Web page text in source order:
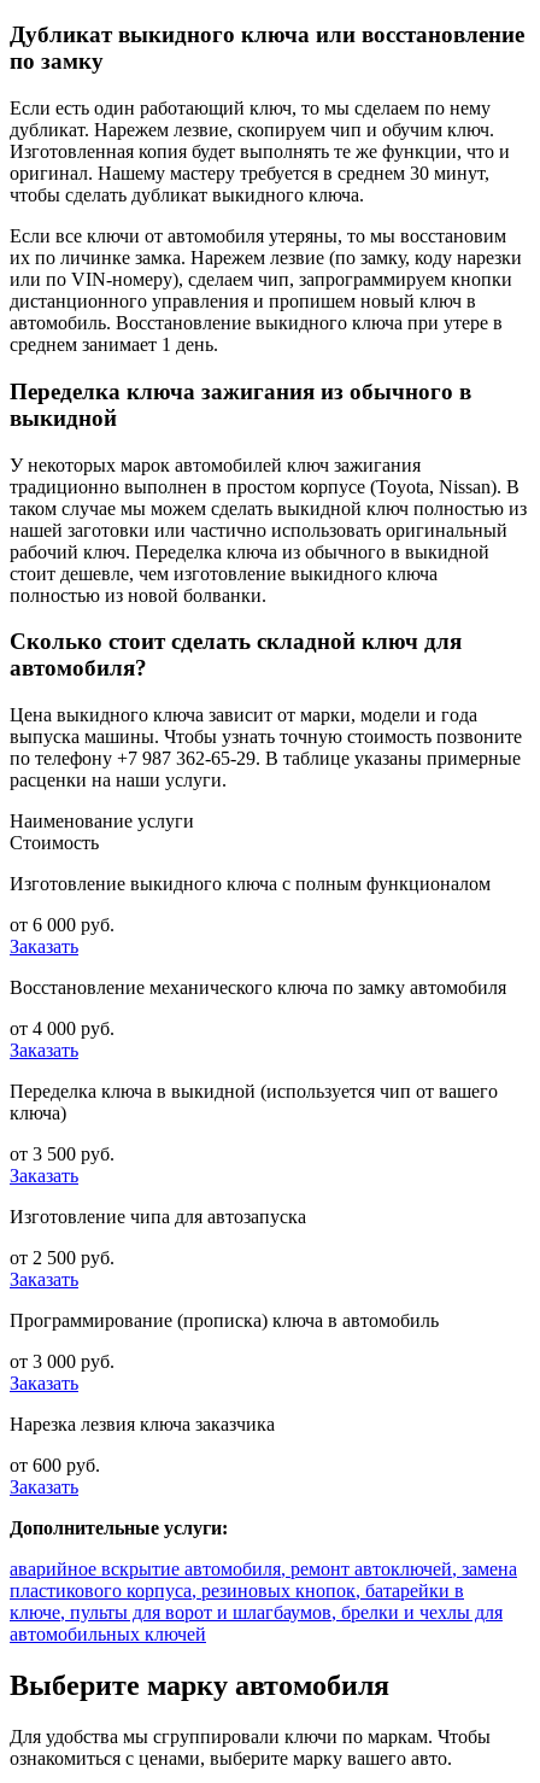
Дубликат выкидного ключа или восстановление
по замку
Если есть один работающий ключ, то мы сделаем по нему
дубликат. Нарежем лезвие, скопируем чип и обучим ключ.
Изготовленная копия будет выполнять те же функции, что и
оригинал. Нашему мастеру требуется в среднем 30 минут,
чтобы сделать дубликат выкидного ключа.
Если все ключи от автомобиля утеряны, то мы восстановим
их по личинке замка. Нарежем лезвие (по замку, коду нарезки
или по VIN-номеру), сделаем чип, запрограммируем кнопки
дистанционного управления и пропишем новый ключ в
автомобиль. Восстановление выкидного ключа при утере в
среднем занимает 1 день.
Переделка ключа зажигания из обычного в
выкидной
У некоторых марок автомобилей ключ зажигания
традиционно выполнен в простом корпусе (Toyota, Nissan). В
таком случае мы можем сделать выкидной ключ полностью из
нашей заготовки или частично использовать оригинальный
рабочий ключ. Переделка ключа из обычного в выкидной
стоит дешевле, чем изготовление выкидного ключа
полностью из новой болванки.
Сколько стоит сделать складной ключ для
автомобиля?
Цена выкидного ключа зависит от марки, модели и года
выпуска машины. Чтобы узнать точную стоимость позвоните
по телефону +7 987 362-65-29. В таблице указаны примерные
расценки на наши услуги.
Наименование услуги
Стоимость
Изготовление выкидного ключа с полным функционалом
от 6 000 руб.
Заказать
Восстановление механического ключа по замку автомобиля
от 4 000 руб.
Заказать
Переделка ключа в выкидной (используется чип от вашего
ключа)
от 3 500 руб.
Заказать
Изготовление чипа для автозапуска
от 2 500 руб.
Заказать
Программирование (прописка) ключа в автомобиль
от 3 000 руб.
Заказать
Нарезка лезвия ключа заказчика
от 600 руб.
Заказать
Дополнительные услуги:
аварийное вскрытие автомобиля, ремонт автоключей, замена
пластикового корпуса, резиновых кнопок, батарейки в
ключе, пульты для ворот и шлагбаумов, брелки и чехлы для
автомобильных ключей
Выберите марку автомобиля
Для удобства мы сгруппировали ключи по маркам. Чтобы
ознакомиться с ценами, выберите марку вашего авто.